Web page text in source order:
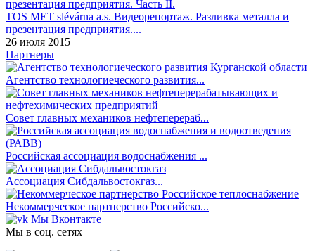
TOS MET slévárna a.s. Видеорепортаж. Разливка металла и
презентация предприятия....
26 июля 2015
Партнеры
Агентство технологиеческого развития...
Совет главных механиков нефтеперераб...
Российская ассоциация водоснабжения ...
Ассоциация Сибдальвостокгаз...
Некоммерческое партнерство Российско...
Мы Вконтакте
Мы в соц. сетях